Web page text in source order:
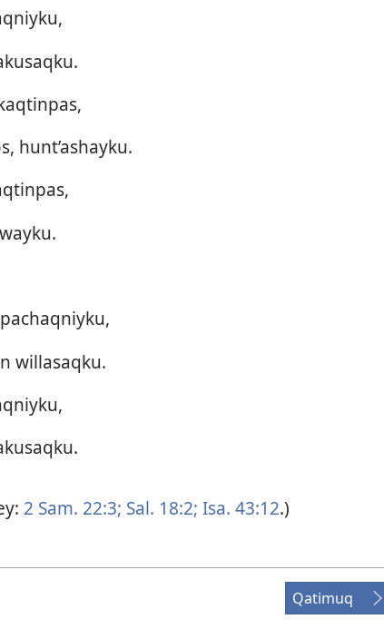
hunt’ashayku.
willasaqku.
2 Sam. 22:3; Sal. 18:2; Isa. 43:12.)
Qatimuq